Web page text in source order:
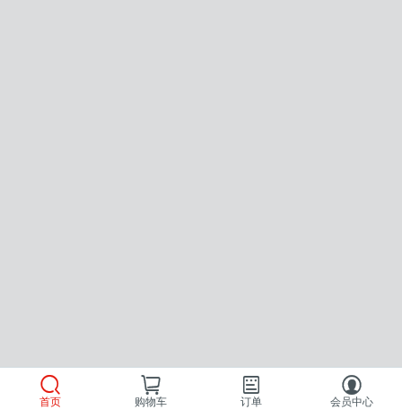
首页 购物车 订单 会员中心